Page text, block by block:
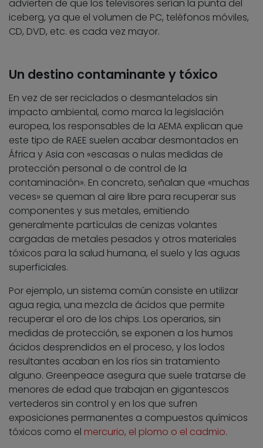
advierten de que los televisores serían la punta del
iceberg, ya que el volumen de PC, teléfonos móviles,
CD, DVD, etc. es cada vez mayor.
Un destino contaminante y tóxico
En vez de ser reciclados o desmantelados sin
impacto ambiental, como marca la legislación
europea, los responsables de la AEMA explican que
este tipo de RAEE suelen acabar desmontados en
África y Asia con «escasas o nulas medidas de
protección personal o de control de la
contaminación». En concreto, señalan que «muchas
veces» se queman al aire libre para recuperar sus
componentes y sus metales, emitiendo
generalmente partículas de cenizas volantes
cargadas de metales pesados y otros materiales
tóxicos para la salud humana, el suelo y las aguas
superficiales.
Por ejemplo, un sistema común consiste en utilizar
agua regia, una mezcla de ácidos que permite
recuperar el oro de los chips. Los operarios, sin
medidas de protección, se exponen a los humos
ácidos desprendidos en el proceso, y los lodos
resultantes acaban en los ríos sin tratamiento
alguno. Greenpeace asegura que suele tratarse de
menores de edad que trabajan en gigantescos
vertederos sin control y en los que sufren
exposiciones permanentes a compuestos químicos
tóxicos como el mercurio, el plomo o el cadmio.